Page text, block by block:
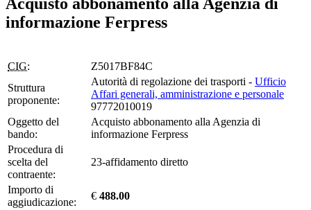
informazione Ferpress
CIG:
Z5017BF84C
Struttura
proponente:
Autorità di regolazione dei trasporti - Ufficio
Affari generali, amministrazione e personale
97772010019
Oggetto del
bando:
Acquisto abbonamento alla Agenzia di
informazione Ferpress
Procedura di
scelta del
contraente:
23-affidamento diretto
Importo di
aggiudicazione:
€ 488.00